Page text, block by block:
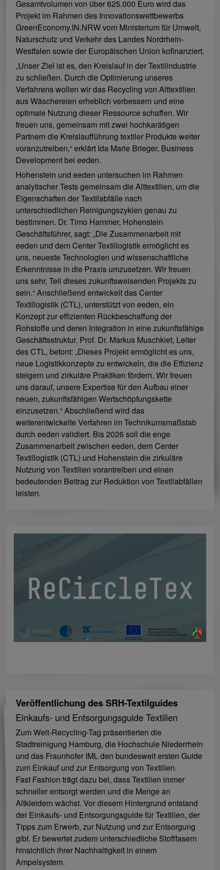
Gesamtvolumen von über 625.000 Euro wird das
Projekt im Rahmen des Innovationswettbewerbs
GreenEconomy.IN.NRW vom Ministerium für Umwelt,
Naturschutz und Verkehr des Landes Nordrhein-
Westfalen sowie der Europäischen Union kofinanziert.
„Unser Ziel ist es, den Kreislauf in der Textilindustrie
zu schließen. Durch die Optimierung unseres
Verfahrens wollen wir das Recycling von Alttextilien
aus Wäschereien erheblich verbessern und eine
optimale Nutzung dieser Ressource schaffen. Wir
freuen uns, gemeinsam mit zwei hochkarätigen
Partnern die Kreislaufführung textiler Produkte weiter
voranzutreiben,“ erklärt Ida Marie Brieger, Business
Development bei eeden.
Hohenstein und eeden untersuchen im Rahmen
analytischer Tests gemeinsam die Alttextilien, um die
Eigenschaften der Textilabfälle nach
unterschiedlichen Reinigungszyklen genau zu
bestimmen. Dr. Timo Hammer, Hohenstein
Geschäftsführer, sagt: „Die Zusammenarbeit mit
eeden und dem Center Textillogistik ermöglicht es
uns, neueste Technologien und wissenschaftliche
Erkenntnisse in die Praxis umzusetzen. Wir freuen
uns sehr, Teil dieses zukunftsweisenden Projekts zu
sein.“ Anschließend entwickelt das Center
Textillogistik (CTL), unterstützt von eeden, ein
Konzept zur effizienten Rückbeschaffung der
Rohstoffe und deren Integration in eine zukunftsfähige
Geschäftsstruktur. Prof. Dr. Markus Muschkiet, Leiter
des CTL, betont: „Dieses Projekt ermöglicht es uns,
neue Logistikkonzepte zu entwickeln, die die Effizienz
steigern und zirkuläre Praktiken fördern. Wir freuen
uns darauf, unsere Expertise für den Aufbau einer
neuen, zukunftsfähigen Wertschöpfungskette
einzusetzen.“ Abschließend wird das
weiterentwickelte Verfahren im Technikumsmaßstab
durch eeden validiert. Bis 2026 soll die enge
Zusammenarbeit zwischen eeden, dem Center
Textillogistik (CTL) und Hohenstein die zirkuläre
Nutzung von Textilien vorantreiben und einen
bedeutenden Beitrag zur Reduktion von Textilabfällen
leisten.
Veröffentlichung des SRH-Textilguides
Einkaufs- und Entsorgungsguide Textilien
Zum Welt-Recycling-Tag präsentierten die
Stadtreinigung Hamburg, die Hochschule Niederrhein
und das Fraunhofer IML den bundesweit ersten Guide
zum Einkauf und zur Entsorgung von Textilien.
Fast Fashion trägt dazu bei, dass Textilien immer
schneller entsorgt werden und die Menge an
Altkleidern wächst. Vor diesem Hintergrund entstand
der Einkaufs- und Entsorgungsguide für Textilien, der
Tipps zum Erwerb, zur Nutzung und zur Entsorgung
gibt. Er bewertet zudem unterschiedliche Stofffasern
hinsichtlich ihrer Nachhaltigkeit in einem
Ampelsystem.